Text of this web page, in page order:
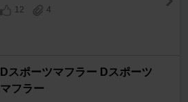
12
4
Dスポーツマフラー Dスポーツ
マフラー